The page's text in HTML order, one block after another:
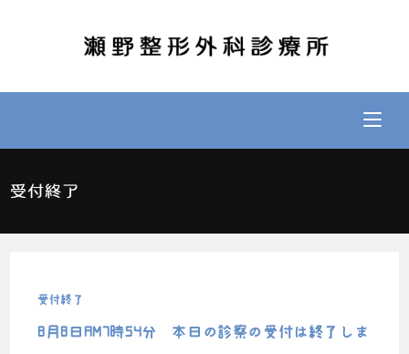
受付終了
受付終了
8月8日AM7時54分 本日の診察の受付は終了しま